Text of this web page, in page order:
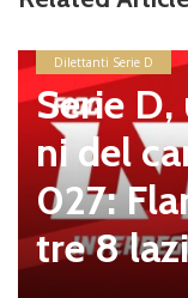
Dilettanti Serie D
Serie
ni del
027:
tre 8